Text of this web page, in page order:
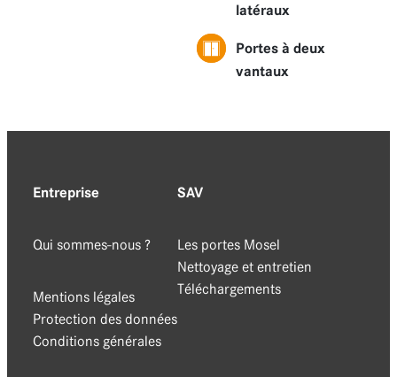
latéraux
Portes à deux
vantaux
Entreprise
Qui sommes-nous ?
Mentions légales
Protection des données
Conditions générales
SAV
Les portes Mosel
Nettoyage et entretien
Téléchargements